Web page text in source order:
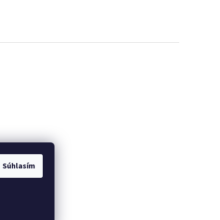
Súhlasím